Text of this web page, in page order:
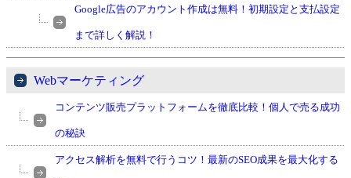
Google広告のアカウント作成は無料！初期設定と支払設定
まで詳しく解説！
Webマーケティング
コンテンツ販売プラットフォームを徹底比較！個人で売る成功
の秘訣
アクセス解析を無料で行うコツ！最新のSEO成果を最大化する